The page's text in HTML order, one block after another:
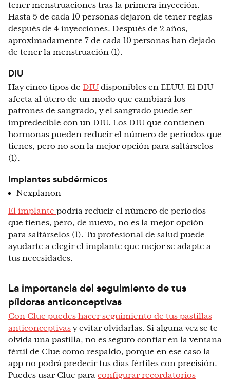
tener menstruaciones tras la primera inyección.
Hasta 5 de cada 10 personas dejaron de tener reglas
después de 4 inyecciones. Después de 2 años,
aproximadamente 7 de cada 10 personas han dejado
de tener la menstruación (1).
DIU
Hay cinco tipos de DIUdisponibles en EEUU. El DIU
afecta al útero de un modo que cambiará los
patrones de sangrado, y el sangrado puede ser
impredecible con un DIU. Los DIU que contienen
hormonas pueden reducir el número de periodos que
tienes, pero no son la mejor opción para saltárselos
(1).
Implantes subdérmicos
Nexplanon
El implante podría reducir el número de periodos
que tienes, pero, de nuevo, no es la mejor opción
para saltárselos (1). Tu profesional de salud puede
ayudarte a elegir el implante que mejor se adapte a
tus necesidades.
La importancia del seguimiento de tus
píldoras anticonceptivas
Con Clue puedes hacer seguimiento de tus pastillas
anticonceptivasy evitar olvidarlas. Si alguna vez se te
olvida una pastilla, no es seguro confiar en la ventana
fértil de Clue como respaldo, porque en ese caso la
app no podrá predecir tus días fértiles con precisión.
Puedes usar Clue para configurar recordatorios